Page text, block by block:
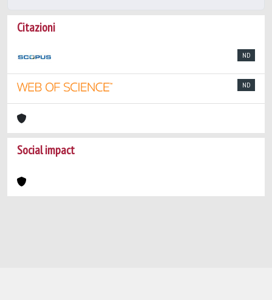
Citazioni
ND
ND
Social impact